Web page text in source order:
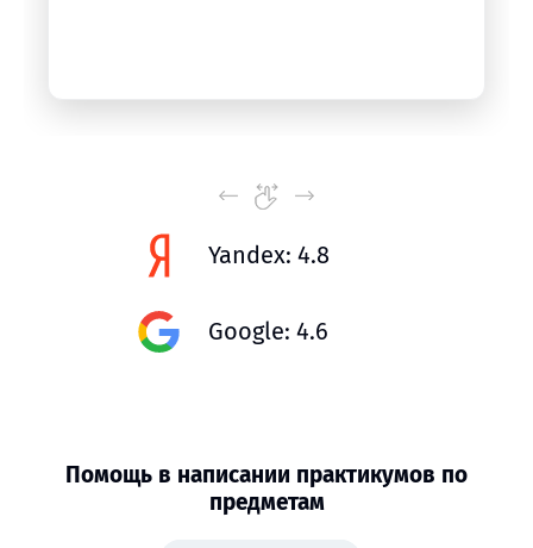
Yandex: 4.8
Google: 4.6
Помощь в написании практикумов по
предметам